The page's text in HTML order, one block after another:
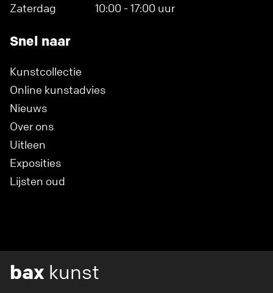
Zaterdag
10:00 - 17:00 uur
Snel naar
Kunstcollectie
Online kunstadvies
Nieuws
Over ons
Uitleen
Exposities
Lijsten oud
bax kunst